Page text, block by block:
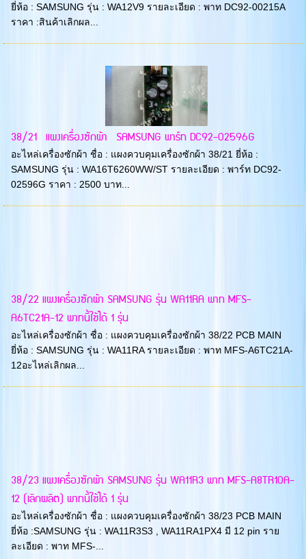
ยี่ห้อ : SAMSUNG รุ่น : WA12V9 รายละเอียด : พาท DC92-00215A
ราคา :สินค้าเลิกผล...
38/21 แผงเครื่องซักผ้า SAMSUNG พาร์ท DC92-02596G
อะไหล่เครื่องซักผ้า ชื่อ : แผงควบคุมเครื่องซักผ้า 38/21 ยี่ห้อ :
SAMSUNG รุ่น : WA16T6260WW/ST รายละเอียด : พาร์ท DC92-
02596G ราคา : 2500 บาท...
38/22 แผงเครื่องซักผ้า SAMSUNG รุ่น WA11RA พาท MFS-
A6TC21A-12 พาทนี้ใช้ได้ 1 รุ่น
อะไหล่เครื่องซักผ้า ชื่อ : แผงควบคุมเครื่องซักผ้า 38/22 PCB MAIN
ยี่ห้อ : SAMSUNG รุ่น : WA11RA รายละเอียด : พาท MFS-A6TC21A-
12อะไหล่เลิกผล...
38/23 แผงเครื่องซักผ้า SAMSUNG รุ่น WA11R3 พาท MFS-A8TR10A-
12 (เลิกผลิต) พาทนี้ใช้ได้ 1 รุ่น
อะไหล่เครื่องซักผ้า ชื่อ : แผงควบคุมเครื่องซักผ้า 38/23 PCB MAIN
ยี่ห้อ :SAMSUNG รุ่น : WA11R3S3 , WA11RA1PX4 มี 12 pin ราย
ละเอียด : พาท MFS-...